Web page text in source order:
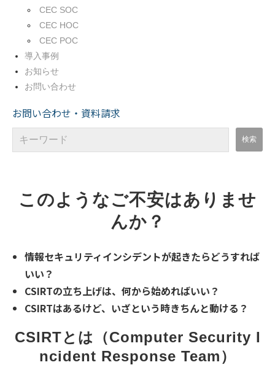
CEC SOC
CEC HOC
CEC POC
導入事例
お知らせ
お問い合わせ
お問い合わせ・資料請求
このようなご不安はありませ
んか？
情報セキュリティインシデントが起きたらどうすれば
いい？
CSIRTの立ち上げは、何から始めればいい？
CSIRTはあるけど、いざという時きちんと動ける？
CSIRTとは（Computer Security I
ncident Response Team）